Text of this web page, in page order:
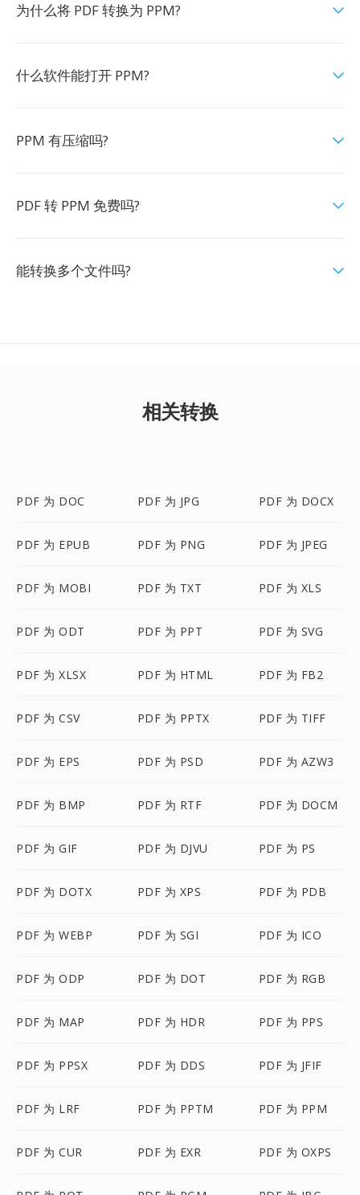
为什么将 PDF 转换为 PPM?
什么软件能打开 PPM?
PPM 有压缩吗?
PDF 转 PPM 免费吗?
能转换多个文件吗?
相关转换
PDF 为 DOC PDF 为 JPG PDF 为 DOCX
PDF 为 EPUB PDF 为 PNG PDF 为 JPEG
PDF 为 MOBI PDF 为 TXT PDF 为 XLS
PDF 为 ODT PDF 为 PPT PDF 为 SVG
PDF 为 XLSX PDF 为 HTML PDF 为 FB2
PDF 为 CSV PDF 为 PPTX PDF 为 TIFF
PDF 为 EPS PDF 为 PSD PDF 为 AZW3
PDF 为 BMP PDF 为 RTF PDF 为 DOCM
PDF 为 GIF PDF 为 DJVU PDF 为 PS
PDF 为 DOTX PDF 为 XPS PDF 为 PDB
PDF 为 WEBP PDF 为 SGI PDF 为 ICO
PDF 为 ODP PDF 为 DOT PDF 为 RGB
PDF 为 MAP PDF 为 HDR PDF 为 PPS
PDF 为 PPSX PDF 为 DDS PDF 为 JFIF
PDF 为 LRF PDF 为 PPTM PDF 为 PPM
PDF 为 CUR PDF 为 EXR PDF 为 OXPS